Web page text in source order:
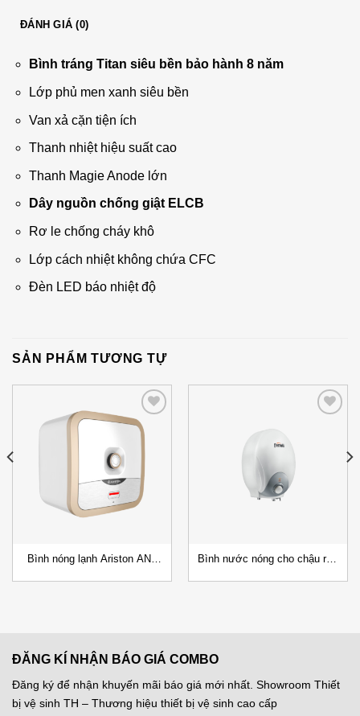
ĐÁNH GIÁ (0)
Bình tráng Titan siêu bền bảo hành 8 năm
Lớp phủ men xanh siêu bền
Van xả cặn tiện ích
Thanh nhiệt hiệu suất cao
Thanh Magie Anode lớn
Dây nguồn chống giật ELCB
Rơ le chống cháy khô
Lớp cách nhiệt không chứa CFC
Đèn LED báo nhiệt độ
SẢN PHẨM TƯƠNG TỰ
Bình nóng lạnh Ariston AN2
Bình nước nóng cho chậu rửa
ĐĂNG KÍ NHẬN BÁO GIÁ COMBO
Đăng ký để nhận khuyến mãi báo giá mới nhất. Showroom Thiết
bị vệ sinh TH – Thương hiệu thiết bị vệ sinh cao cấp